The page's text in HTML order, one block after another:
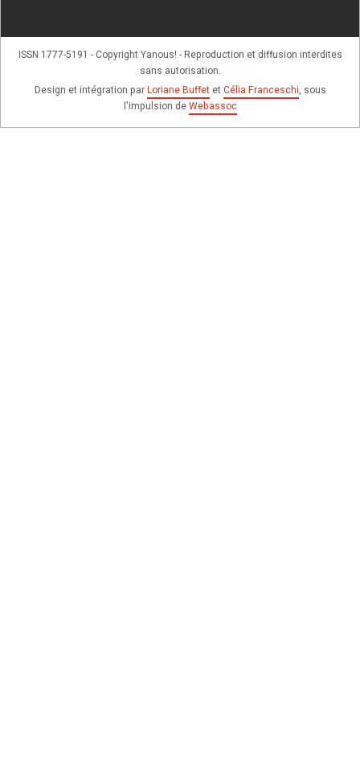
ISSN 1777-5191 - Copyright Yanous! - Reproduction et diffusion interdites
sans autorisation.
Design et intégration parLoriane Buffetet Célia Franceschi, sous
l'impulsion deWebassoc